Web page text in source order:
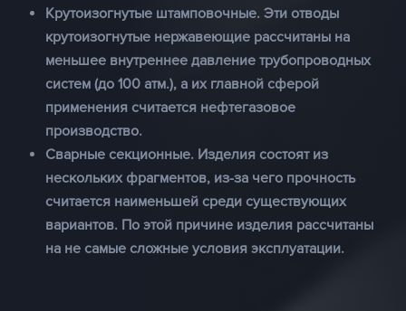
Крутоизогнутые штамповочные. Эти отводы
крутоизогнутые нержавеющие рассчитаны на
меньшее внутреннее давление трубопроводных
систем (до 100 атм.), а их главной сферой
применения считается нефтегазовое
производство.
Сварные секционные. Изделия состоят из
нескольких фрагментов, из-за чего прочность
считается наименьшей среди существующих
вариантов. По этой причине изделия рассчитаны
на не самые сложные условия эксплуатации.